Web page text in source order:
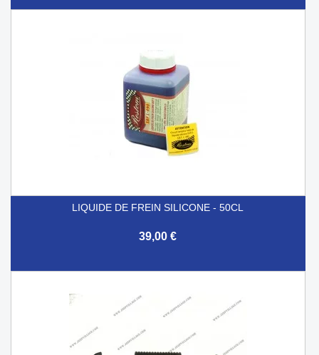
LIQUIDE DE FREIN SILICONE - 50CL
39,00 €